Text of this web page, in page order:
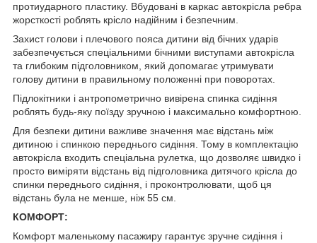
протиударного пластику. Вбудовані в каркас автокрісла ребра
жорсткості роблять крісло надійним і безпечним.
Захист голови і плечового пояса дитини від бічних ударів
забезпечується спеціальними бічними виступами автокрісла
та глибоким підголовником, який допомагає утримувати
голову дитини в правильному положенні при поворотах.
Підлокітники і антропометрично вивірена спинка сидіння
роблять будь-яку поїзду зручною і максимально комфортною.
Для безпеки дитини важливе значення має відстань між
дитиною і спинкою переднього сидіння. Тому в комплектацію
автокрісла входить спеціальна рулетка, що дозволяє швидко і
просто виміряти відстань від підголовника дитячого крісла до
спинки переднього сидіння, і проконтролювати, щоб ця
відстань була не менше, ніж 55 см.
КОМФОРТ:
Комфорт маленькому пасажиру гарантує зручне сидіння і